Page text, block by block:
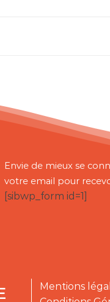
Envie de mieux se
votre email pour
[sibwp_form id=1]
Mentions